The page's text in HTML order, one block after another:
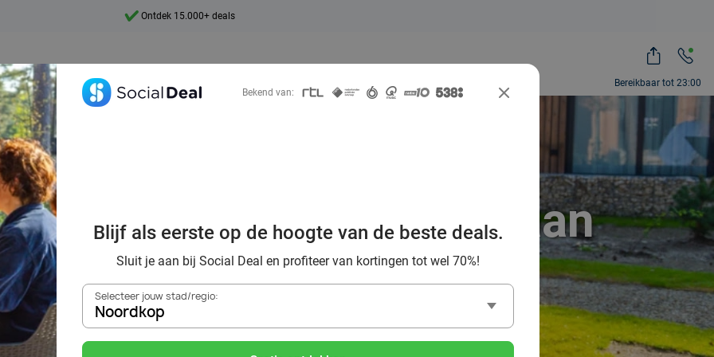
Bereikbaar tot 23:00
Ontdek 15.000+ deals
weg in Noordkop?
en eropuit gaan
via Social Deal!
Bekend van:
Blijf als eerste op de hoogte van de beste deals.
Sluit je aan bij Social Deal en profiteer van kortingen tot wel 70%!
Selecteer jouw stad/regio:
Noordkop